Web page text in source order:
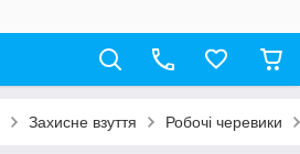
Захисне взуття Робочі черевики